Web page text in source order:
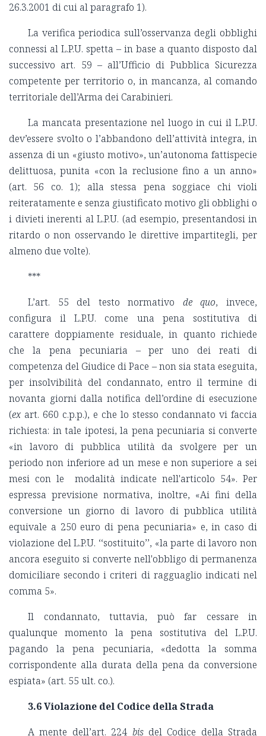
26.3.2001 di cui al paragrafo 1).
La verifica periodica sull’osservanza degli obblighi
connessi al L.P.U. spetta – in base a quanto disposto dal
successivo art. 59 – all’Ufficio di Pubblica Sicurezza
competente per territorio o, in mancanza, al comando
territoriale dell’Arma dei Carabinieri.
La mancata presentazione nel luogo in cui il L.P.U.
dev’essere svolto o l’abbandono dell’attività integra, in
assenza di un «giusto motivo», un’autonoma fattispecie
delittuosa, punita «con la reclusione fino a un anno»
(art. 56 co. 1); alla stessa pena soggiace chi violi
reiteratamente e senza giustificato motivo gli obblighi o
i divieti inerenti al L.P.U. (ad esempio, presentandosi in
ritardo o non osservando le direttive impartitegli, per
almeno due volte).
***
L’art. 55 del testo normativo de quo, invece,
configura il L.P.U. come una pena sostitutiva di
carattere doppiamente residuale, in quanto richiede
che la pena pecuniaria – per uno dei reati di
competenza del Giudice di Pace – non sia stata eseguita,
per insolvibilità del condannato, entro il termine di
novanta giorni dalla notifica dell’ordine di esecuzione
(exart. 660 c.p.p.), e che lo stesso condannato vi faccia
richiesta: in tale ipotesi, la pena pecuniaria si converte
«in lavoro di pubblica utilità da svolgere per un
periodo non inferiore ad un mese e non superiore a sei
mesi con le modalità indicate nell'articolo 54». Per
espressa previsione normativa, inoltre, «Ai fini della
conversione un giorno di lavoro di pubblica utilità
equivale a 250 euro di pena pecuniaria» e, in caso di
violazione del L.P.U. ‘‘sostituito’’, «la parte di lavoro non
ancora eseguito si converte nell'obbligo di permanenza
domiciliare secondo i criteri di ragguaglio indicati nel
comma 5».
Il condannato, tuttavia, può far cessare in
qualunque momento la pena sostitutiva del L.P.U.
pagando la pena pecuniaria, «dedotta la somma
corrispondente alla durata della pena da conversione
espiata» (art. 55 ult. co.).
3.6 Violazione del Codice della Strada
A mente dell’art. 224 bisdel Codice della Strada